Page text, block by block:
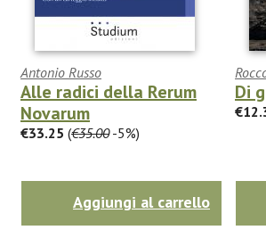
Antonio Russo
Alle radici della Rerum
Novarum
€33.25 (€35.00-5%)
Aggiungi al carrello
Di